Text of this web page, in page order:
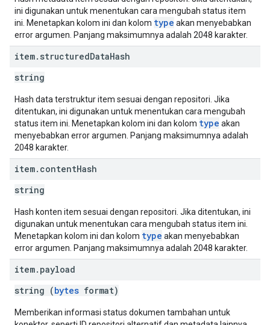
ini digunakan untuk menentukan cara mengubah status item
ini. Menetapkan kolom ini dan kolom type akan menyebabkan
error argumen. Panjang maksimumnya adalah 2048 karakter.
item. structuredDataHash
string
Hash data terstruktur item sesuai dengan repositori. Jika
ditentukan, ini digunakan untuk menentukan cara mengubah
status item ini. Menetapkan kolom ini dan kolom type akan
menyebabkan error argumen. Panjang maksimumnya adalah
2048 karakter.
item. contentHash
string
Hash konten item sesuai dengan repositori. Jika ditentukan, ini
digunakan untuk menentukan cara mengubah status item ini.
Menetapkan kolom ini dan kolom type akan menyebabkan
error argumen. Panjang maksimumnya adalah 2048 karakter.
item. payload
string (bytes format)
Memberikan informasi status dokumen tambahan untuk